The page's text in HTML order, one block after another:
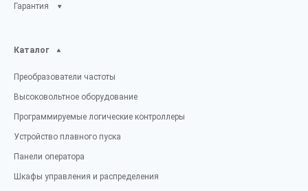
Гарантия
Каталог
Преобразователи частоты
Высоковольтное оборудование
Программируемые логические контроллеры
Устройство плавного пуска
Панели оператора
Шкафы управления и распределения